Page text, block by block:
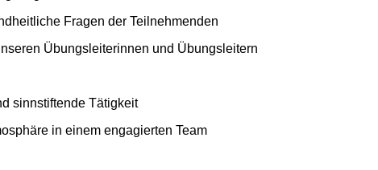
Fragen der Teilnehmenden
Übungsleiterinnen und Übungsleitern
sinnstiftende Tätigkeit
in einem engagierten Team